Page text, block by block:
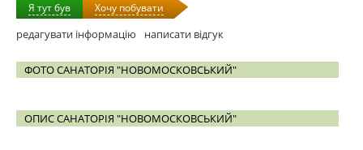
Я тут був Хочу побувати
редагувати інформацію написати відгук
ФОТО САНАТОРІЯ "НОВОМОСКОВСЬКИЙ"
ОПИС САНАТОРІЯ "НОВОМОСКОВСЬКИЙ"